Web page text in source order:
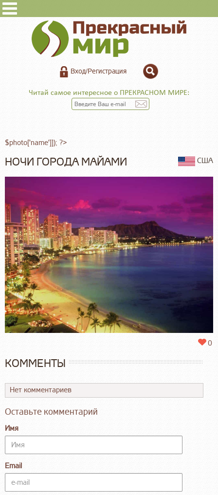
Вход/Регистрация
Читай самое интересное о ПРЕКРАСНОМ МИРЕ:
$photo['name']]); ?>
НОЧИ ГОРОДА МАЙАМИ США
0
КОММЕНТЫ
Нет комментариев
Оставьте комментарий
Имя
Email